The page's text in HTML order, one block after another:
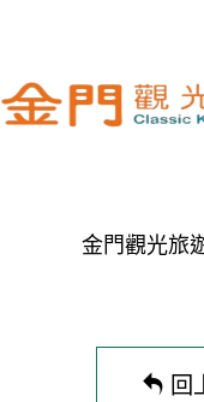
金門觀光旅
回